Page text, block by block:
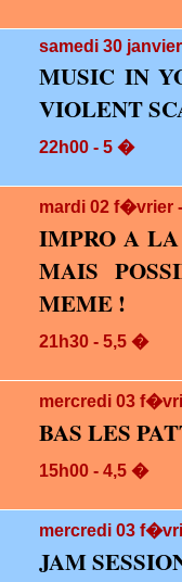
samedi 30
MUSIC IN
VIOLENT
22h00 - 5 �
mardi 02 f�vrier
IMPRO A LA
MAIS
MEME !
21h30 - 5,5 �
mercredi 03
BAS LES
15h00 - 4,5 �
mercredi 03
JAM